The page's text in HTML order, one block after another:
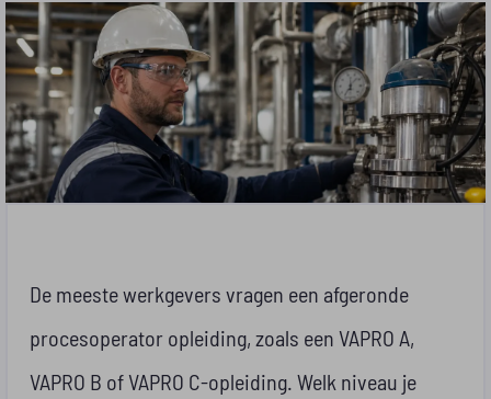
De meeste werkgevers vragen een afgeronde
procesoperator opleiding, zoals een VAPRO A,
VAPRO B of VAPRO C-opleiding. Welk niveau je